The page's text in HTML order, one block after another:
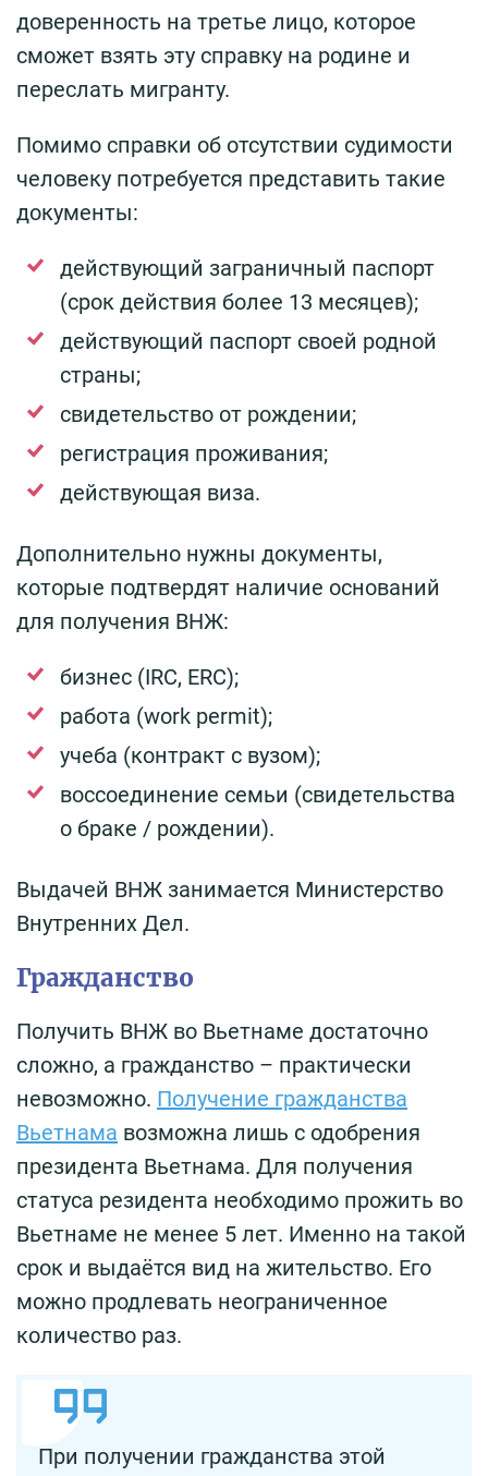
доверенность на третье лицо, которое
сможет взять эту справку на родине и
переслать мигранту.
Помимо справки об отсутствии судимости
человеку потребуется представить такие
документы:
действующий заграничный паспорт
(срок действия более 13 месяцев);
действующий паспорт своей родной
страны;
свидетельство от рождении;
регистрация проживания;
действующая виза.
Дополнительно нужны документы,
которые подтвердят наличие оснований
для получения ВНЖ:
бизнес (IRC, ERC);
работа (work permit);
учеба (контракт с вузом);
воссоединение семьи (свидетельства
о браке / рождении).
Выдачей ВНЖ занимается Министерство
Внутренних Дел.
Гражданство
Получить ВНЖ во Вьетнаме достаточно
сложно, а гражданство – практически
невозможно. Получение гражданства
Вьетнама возможна лишь с одобрения
президента Вьетнама. Для получения
статуса резидента необходимо прожить во
Вьетнаме не менее 5 лет. Именно на такой
срок и выдаётся вид на жительство. Его
можно продлевать неограниченное
количество раз.
При получении гражданства этой